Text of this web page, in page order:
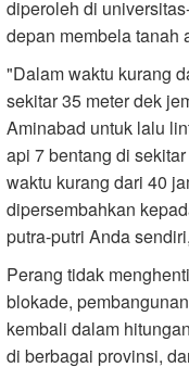
diperoleh di
depan membela tanah
"Dalam waktu kurang
sekitar 35 meter dek
Aminabad untuk lalu
api 7 bentang di
waktu kurang dari 40
dipersembahkan
putra-putri Anda
Perang tidak
blokade,
kembali dalam
di berbagai provinsi,